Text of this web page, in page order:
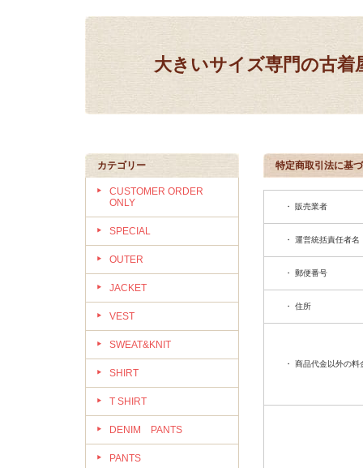
大きいサイズ専門の古
カテゴリー
CUSTOMER ORDER
ONLY
SPECIAL
OUTER
JACKET
VEST
SWEAT&KNIT
SHIRT
T SHIRT
DENIM PANTS
PANTS
特定商取引法に基
・ 販売業者
・ 運営統括責任者名
・ 郵便番号
・ 住所
・ 商品代金以外の料